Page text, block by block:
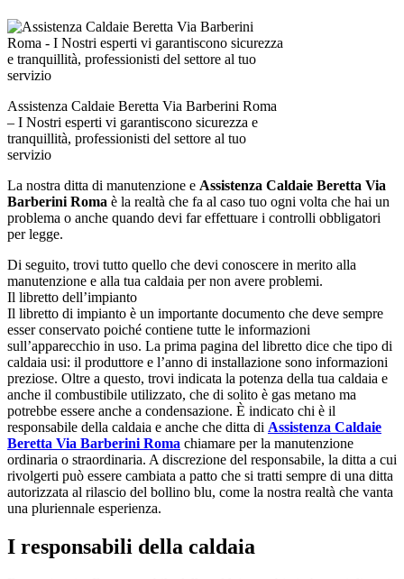
Assistenza Caldaie Beretta Via Barberini Roma
– I Nostri esperti vi garantiscono sicurezza e
tranquillità, professionisti del settore al tuo
servizio
La nostra ditta di manutenzione e Assistenza Caldaie Beretta Via
Barberini Roma è la realtà che fa al caso tuo ogni volta che hai un
problema o anche quando devi far effettuare i controlli obbligatori
per legge.
Di seguito, trovi tutto quello che devi conoscere in merito alla
manutenzione e alla tua caldaia per non avere problemi.
Il libretto dell’impianto
Il libretto di impianto è un importante documento che deve sempre
esser conservato poiché contiene tutte le informazioni
sull’apparecchio in uso. La prima pagina del libretto dice che tipo di
caldaia usi: il produttore e l’anno di installazione sono informazioni
preziose. Oltre a questo, trovi indicata la potenza della tua caldaia e
anche il combustibile utilizzato, che di solito è gas metano ma
potrebbe essere anche a condensazione. È indicato chi è il
responsabile della caldaia e anche che ditta di Assistenza Caldaie
Beretta Via Barberini Roma chiamare per la manutenzione
ordinaria o straordinaria. A discrezione del responsabile, la ditta a cui
rivolgerti può essere cambiata a patto che si tratti sempre di una ditta
autorizzata al rilascio del bollino blu, come la nostra realtà che vanta
una pluriennale esperienza.
I responsabili della caldaia